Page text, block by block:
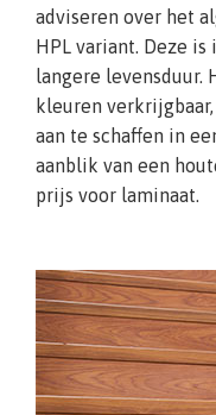
adviseren over het
HPL variant. Deze
langere levensduur.
kleuren
aan te schaffen in
aanblik van een
prijs voor laminaat.